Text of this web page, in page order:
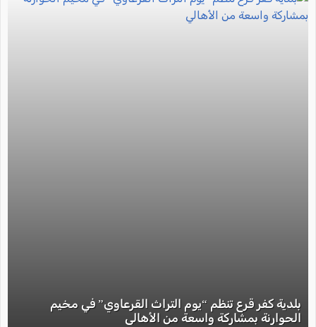
بلدية كفر قرع تنظم “يوم التراث القرعاوي” في مخيم
الحوارنة بمشاركة واسعة من الأهالي